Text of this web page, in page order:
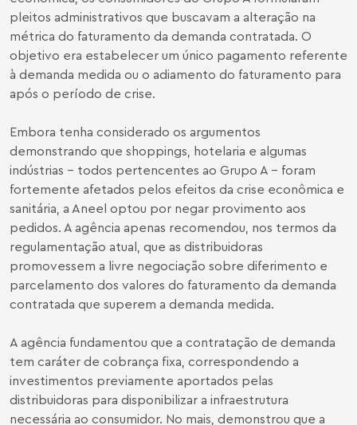
pleitos administrativos que buscavam a alteração na
métrica do faturamento da demanda contratada. O
objetivo era estabelecer um único pagamento referente
à demanda medida ou o adiamento do faturamento para
após o período de crise.
Embora tenha considerado os argumentos
demonstrando que shoppings, hotelaria e algumas
indústrias – todos pertencentes ao Grupo A – foram
fortemente afetados pelos efeitos da crise econômica e
sanitária, a Aneel optou por negar provimento aos
pedidos. A agência apenas recomendou, nos termos da
regulamentação atual, que as distribuidoras
promovessem a livre negociação sobre diferimento e
parcelamento dos valores do faturamento da demanda
contratada que superem a demanda medida.
A agência fundamentou que a contratação de demanda
tem caráter de cobrança fixa, correspondendo a
investimentos previamente aportados pelas
distribuidoras para disponibilizar a infraestrutura
necessária ao consumidor. No mais, demonstrou que a